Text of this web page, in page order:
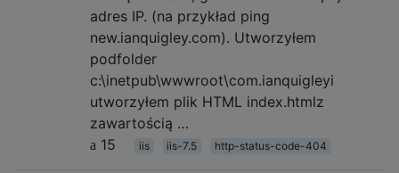
adres IP. (na przykład ping
new.ianquigley.com). Utworzyłem
podfolder
c:\inetpub\wwwroot\com.ianquigleyi
utworzyłem plik HTML index.htmlz
zawartością …
15
iis iis-7.5 http-status-code-404